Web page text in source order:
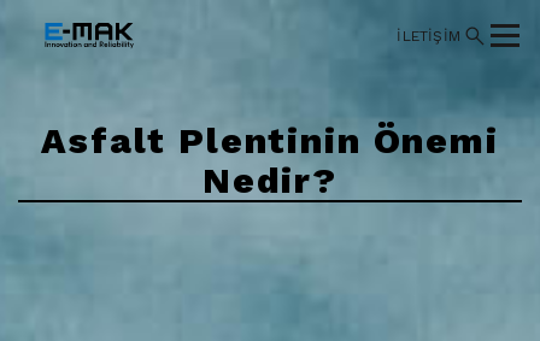
İLETİŞİM
Asfalt Plentinin Önemi
Nedir?